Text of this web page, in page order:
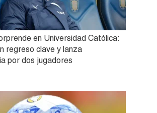
en Universidad Católica:
regreso clave y lanza
por dos jugadores